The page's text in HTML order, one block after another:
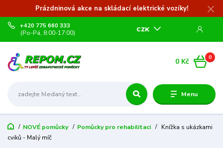
Prázdninová akce na skládací elektrické vozíky!
Menu
CZK
+420 775 660 333
(Po-Pá, 8:00-17:00)
0
0 Kč
NOVÉ pomůcky Pomůcky pro rehabilitaci
Knížka s ukázkami
cviků - Malý míč